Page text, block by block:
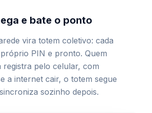
e bate o ponto
vira totem coletivo: cada
PIN e pronto. Quem
pelo celular, com
a internet cair, o totem segue
sozinho depois.